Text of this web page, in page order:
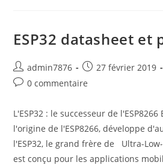
A
Processeur
(GK7102S)
ESP32 datasheet et
Auteur/autrice
de
admin7876
Publication
publiée :
27 février 2019
Commentaires
la
publication :
0 commentaire
L'ESP32 : le successeur de
l'origine de l'ESP8266, développe
l'ESP32, le grand frère de Ultra-
est conçu pour les applications